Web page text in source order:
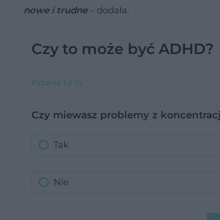
nowe i trudne– dodała.
Czy to może być ADHD?
Pytanie 1 z 14
Czy miewasz problemy z
Tak
Nie